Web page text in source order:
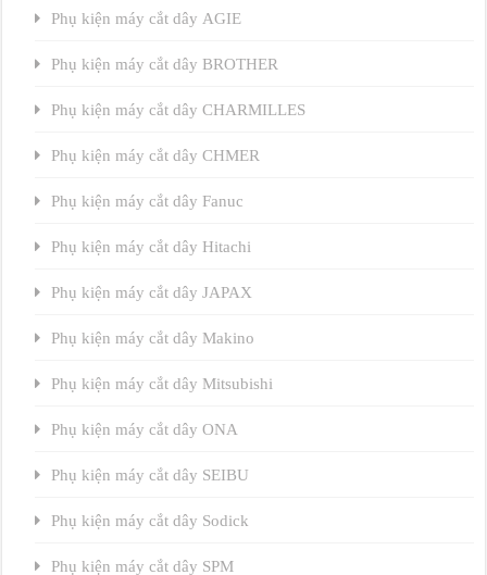
Phụ kiện máy cắt dây AGIE
Phụ kiện máy cắt dây BROTHER
Phụ kiện máy cắt dây CHARMILLES
Phụ kiện máy cắt dây CHMER
Phụ kiện máy cắt dây Fanuc
Phụ kiện máy cắt dây Hitachi
Phụ kiện máy cắt dây JAPAX
Phụ kiện máy cắt dây Makino
Phụ kiện máy cắt dây Mitsubishi
Phụ kiện máy cắt dây ONA
Phụ kiện máy cắt dây SEIBU
Phụ kiện máy cắt dây Sodick
Phụ kiện máy cắt dây SPM